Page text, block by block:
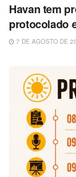
Havan tem
protocolado
7 DE AGOSTO DE